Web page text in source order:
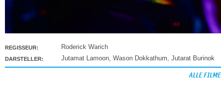
REGISSEUR: Roderick Warich
DARSTELLER: Jutamat Lamoon, Wason Dokkathum, Jutarat Burinok
ALLE FILME